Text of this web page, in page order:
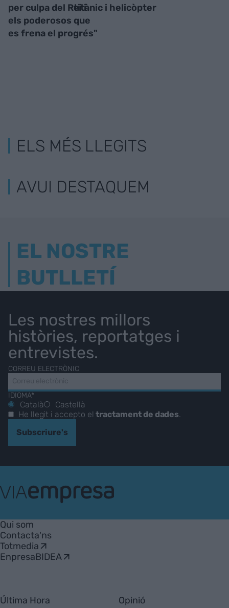
per culpa del Rei i
els poderosos que
es frena el progrés"
titànic i helicòpter
ELS MÉS LLEGITS
AVUI DESTAQUEM
EL NOSTRE
BUTLLETÍ
Les nostres millors
històries, reportatges i
entrevistes.
CORREU ELECTRÒNIC
IDIOMA*
Català
Castellà
He llegit i accepto eltractament de dades
Subscriure's
Empresa
Qui som
Contacta'ns
Totmedia
EnpresaBIDEA
Última Hora Opinió